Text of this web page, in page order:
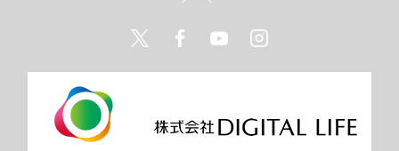
TwitterFacebookYoutube